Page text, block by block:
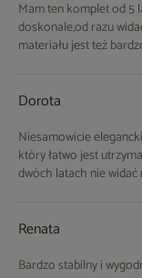
Mam ten komplet od 5
doskonale,od razu
materiału jest też
Dorota
Niesamowicie
który łatwo jest
dwóch latach nie
Renata
Bardzo stabilny i